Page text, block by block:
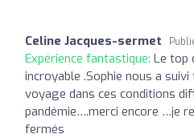
Celine Jacques-sermet
Expérience fantastique: Le top
incroyable .Sophie nous a
voyage dans ces conditions
pandémie….merci encore …je
fermés